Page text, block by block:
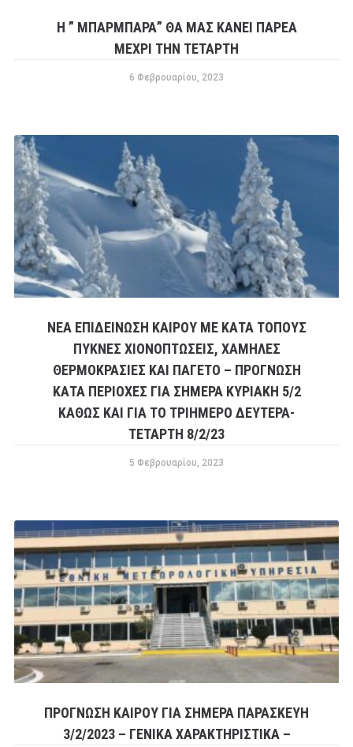
Η ” ΜΠΑΡΜΠΑΡΑ” ΘΑ ΜΑΣ ΚΑΝΕΙ ΠΑΡΕΑ
ΜΕΧΡΙ ΤΗΝ ΤΕΤΑΡΤΗ
6 Φεβρουαρίου, 2023
ΝΕΑ ΕΠΙΔΕΙΝΩΣΗ ΚΑΙΡΟΥ ΜΕ ΚΑΤΑ ΤΟΠΟΥΣ
ΠΥΚΝΕΣ ΧΙΟΝΟΠΤΩΣΕΙΣ, ΧΑΜΗΛΕΣ
ΘΕΡΜΟΚΡΑΣΙΕΣ ΚΑΙ ΠΑΓΕΤΟ – ΠΡΟΓΝΩΣΗ
ΚΑΤΑ ΠΕΡΙΟΧΕΣ ΓΙΑ ΣΗΜΕΡΑ ΚΥΡΙΑΚΗ 5/2
ΚΑΘΩΣ ΚΑΙ ΓΙΑ ΤΟ ΤΡΙΗΜΕΡΟ ΔΕΥΤΕΡΑ-
ΤΕΤΑΡΤΗ 8/2/23
5 Φεβρουαρίου, 2023
ΠΡΟΓΝΩΣΗ ΚΑΙΡΟΥ ΓΙΑ ΣΗΜΕΡΑ ΠΑΡΑΣΚΕΥΗ
3/2/2023 – ΓΕΝΙΚΑ ΧΑΡΑΚΤΗΡΙΣΤΙΚΑ –